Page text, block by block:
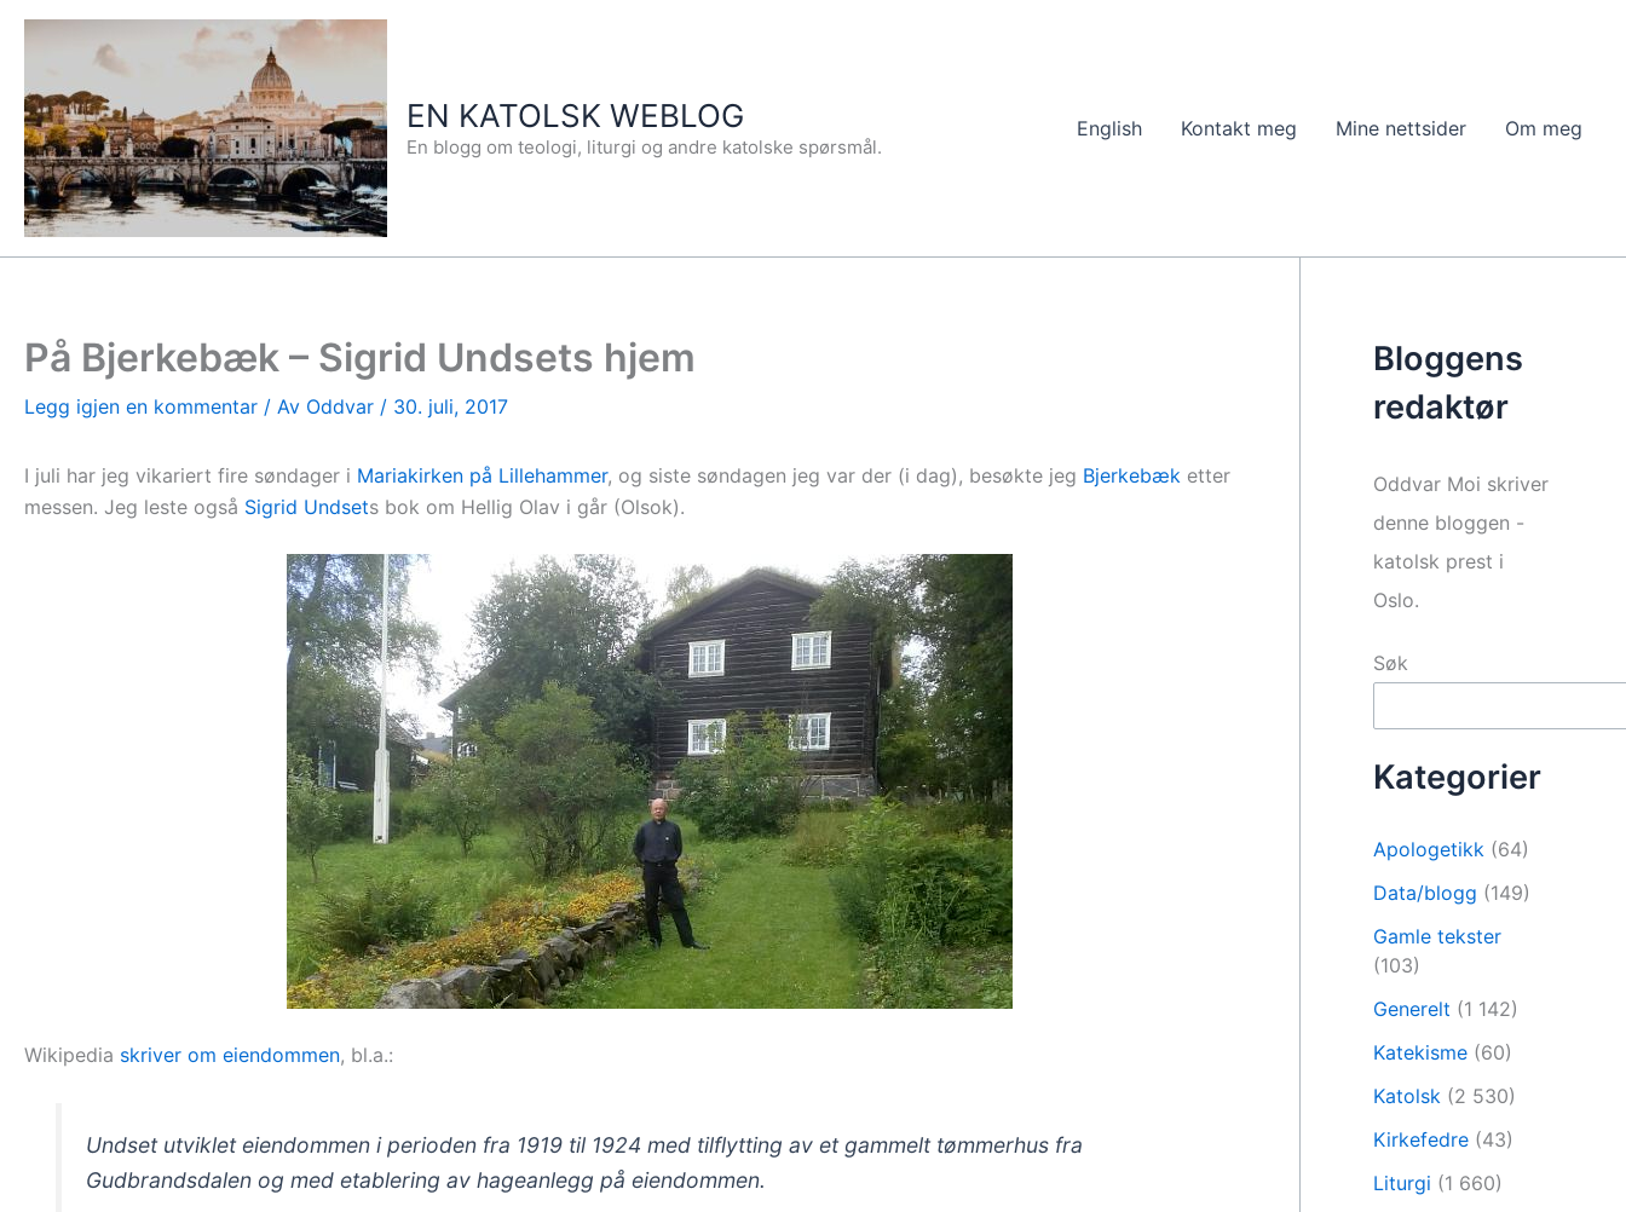
Hopp
innholdet
EN KATOLSK WEBLOG
En blogg om teologi, liturgi og andre katolske spørsmål.
English Kontakt meg Mine nettsider Om meg
På Bjerkebæk – Sigrid Undsets hjem
Legg igjen en kommentar / Av Oddvar / 30. juli, 2017
I juli har jeg vikariert fire søndager i Mariakirken på Lillehammer, og siste søndagen jeg var der (i dag), besøkte jeg Bjerkebæk etter
messen. Jeg leste også Sigrid Undsets bok om Hellig Olav i går (Olsok).
Wikipedia skriver om eiendommen, bl.a.:
Undset utviklet eiendommen i perioden fra 1919 til 1924 med tilflytting av et gammelt tømmerhus fra
Gudbrandsdalen og med etablering av hageanlegg på eiendommen.
Bloggens
redaktør
Oddvar Moi skriver
denne bloggen -
katolsk prest i
Oslo.
Søk
Kategorier
Apologetikk (64)
Data/blogg (149)
Gamle tekster
(103)
Generelt (1 142)
Katekisme (60)
Katolsk (2 530)
Kirkefedre (43)
Liturgi (1 660)